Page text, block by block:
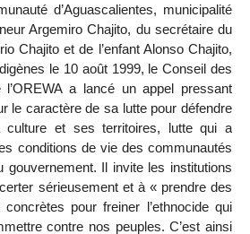
d’Aguascalientes, municipalité
Argemiro Chajito, du secrétaire du
Chajito et de l’enfant Alonso Chajito,
le 10 août 1999, le Conseil des
l’OREWA a lancé un appel pressant
le caractère de sa lutte pour défendre
culture et ses territoires, lutte qui a
conditions de vie des communautés
gouvernement. Il invite les institutions
sérieusement et à « prendre des
pour freiner l’ethnocide qui
contre nos peuples. C’est ainsi